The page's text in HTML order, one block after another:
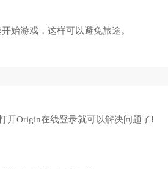
始游戏，这样可以避免旅途。
开Origin在线登录就可以解决问题了!
6092 18 火炬之光物品修改器